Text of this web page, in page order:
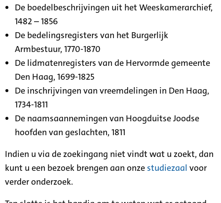
De boedelbeschrijvingen uit het Weeskamerarchief,
1482 – 1856
De bedelingsregisters van het Burgerlijk
Armbestuur, 1770-1870
De lidmatenregisters van de Hervormde gemeente
Den Haag, 1699-1825
De inschrijvingen van vreemdelingen in Den Haag,
1734-1811
De naamsaannemingen van Hoogduitse Joodse
hoofden van geslachten, 1811
Indien u via de zoekingang niet vindt wat u zoekt, dan
kunt u een bezoek brengen aan onze studiezaal voor
verder onderzoek.